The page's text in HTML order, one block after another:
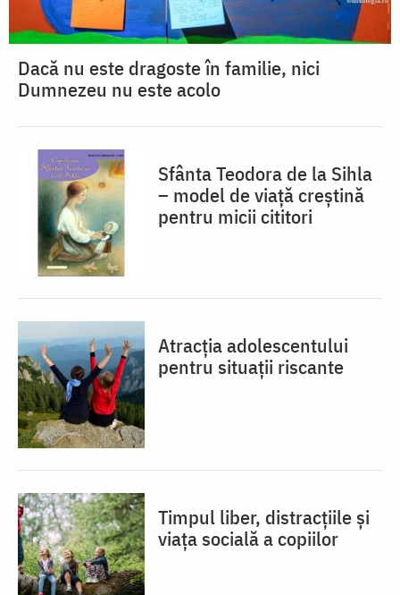
Dacă nu este dragoste în familie, nici
Dumnezeu nu este acolo
Sfânta Teodora de la Sihla
– model de viaţă creştină
pentru micii cititori
Atracția adolescentului
pentru situații riscante
Timpul liber, distracțiile și
viața socială a copiilor